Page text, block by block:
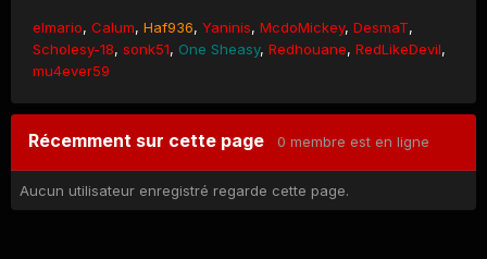
elmario Calum Haf936 Yaninis McdoMickey DesmaT
Scholesy-18 sonk51 One Sheasy Redhouane RedLikeDevil
mu4ever59
Récemment sur cette page 0 membre est en ligne
Aucun utilisateur enregistré regarde cette page.